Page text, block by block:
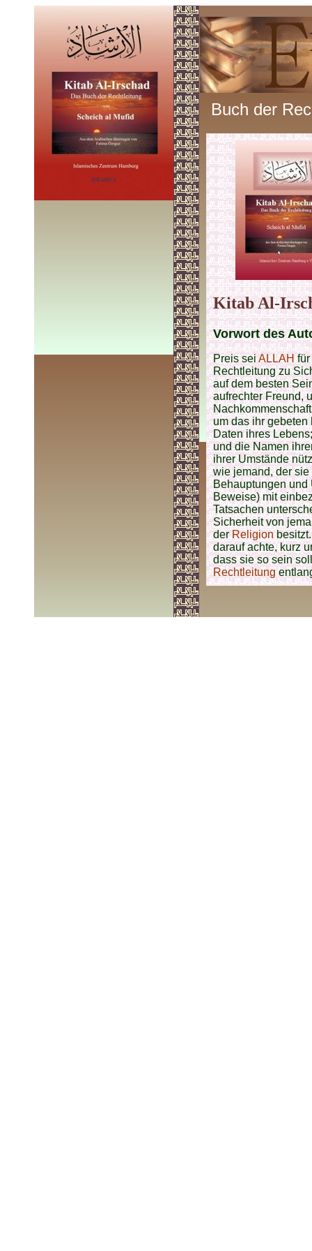
Buch der
Kitab Al-
Vorwort des
Preis seiALLAHfür
Rechtleitung zu
auf dem besten
aufrechter Freund,
um das ihr
Daten ihres
und die Namen
ihrer Umstände
wie jemand, der
Behauptungen und
Beweise) mit
Tatsachen
Sicherheit von
derReligionbesitzt.
darauf achte, kurz
dass sie so sein
Rechtleitung